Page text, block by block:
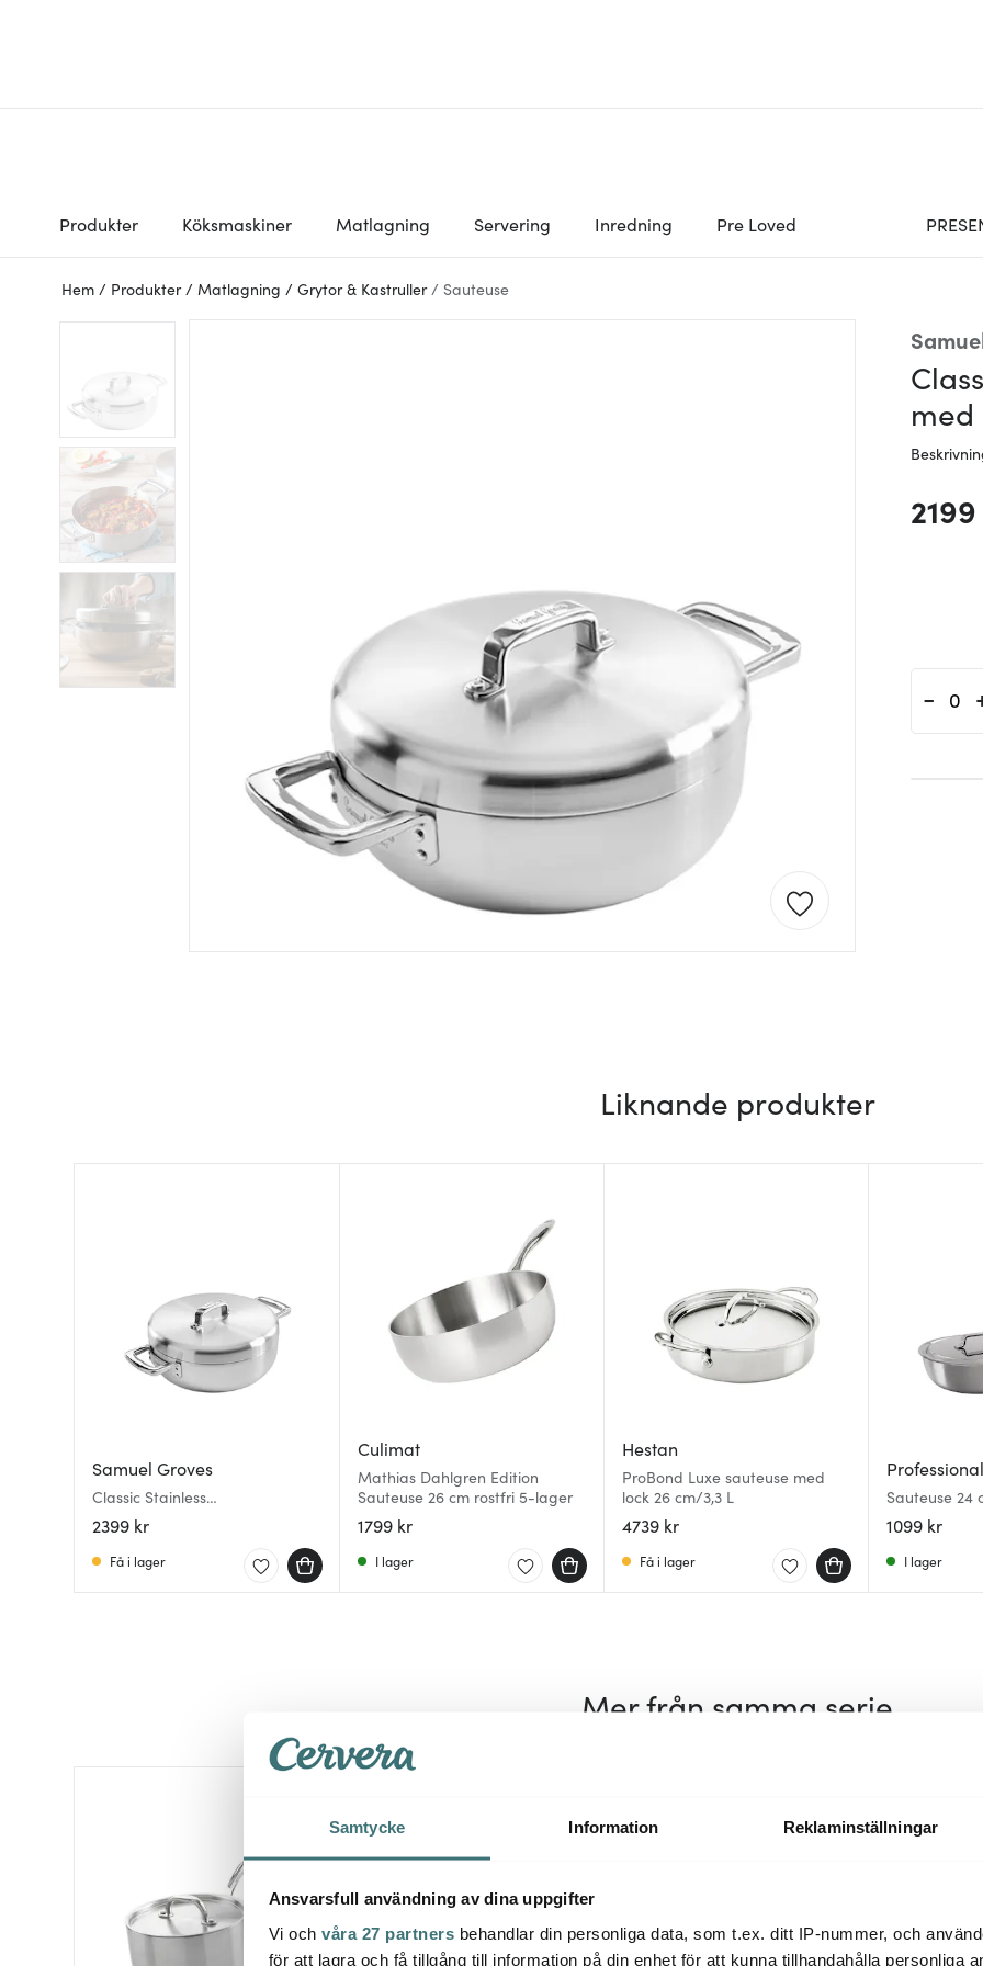
Samtycke Information Reklaminställningar
Ansvarsfull användning av dina uppgifter
Vi och våra 27 partners behandlar din personliga data, som t.ex. ditt IP-nummer, och
för att lagra och få tillgång till information på din enhet för att kunna tillhandahålla personliga
Produkter Köksmaskiner Matlagning Servering Inredning Pre Loved
Hem / Produkter / Matlagning / Grytor & Kastruller / Sauteuse
med
-
Liknande produkter
Samuel Groves
Classic Stainless
serveringspanna med lock 26
cm 2,5 L urban
2399 kr
Få i lager
Culimat
Mathias Dahlgren Edition
Sauteuse 26 cm rostfri 5-lager
1799 kr
I lager
Hestan
ProBond Luxe sauteuse med
lock 26 cm/3,3 L
4739 kr
Få i lager
Sauteuse 24
1099 kr
I lager
Mer från samma serie